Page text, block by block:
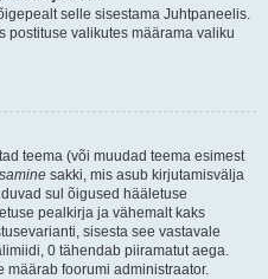
selle sisestama Juhtpaneelis.
postituse valikutes määrama valiku
teema (või muudad teema esimest
sakki, mis asub kirjutamisvälja
sul õigused hääletuse
pealkirja ja vähemalt kaks
sisesta see vastavale
0 tähendab piiramatut aega.
määrab foorumi administraator.